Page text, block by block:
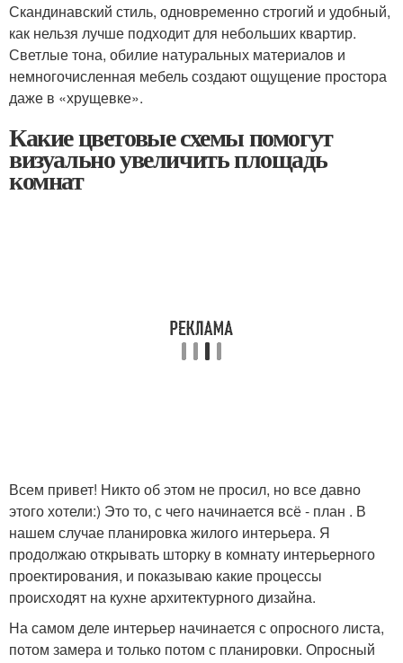
Скандинавский стиль, одновременно строгий и удобный,
как нельзя лучше подходит для небольших квартир.
Светлые тона, обилие натуральных материалов и
немногочисленная мебель создают ощущение простора
даже в «хрущевке».
Какие цветовые схемы помогут
визуально увеличить площадь
комнат
Всем привет! Никто об этом не просил, но все давно
этого хотели:) Это то, с чего начинается всё - план . В
нашем случае планировка жилого интерьера. Я
продолжаю открывать шторку в комнату интерьерного
проектирования, и показываю какие процессы
происходят на кухне архитектурного дизайна.
На самом деле интерьер начинается с опросного листа,
потом замера и только потом с планировки. Опросный